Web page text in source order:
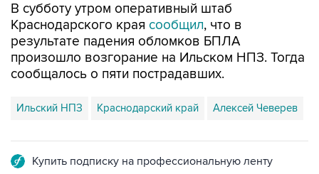
В субботу утром оперативный штаб
Краснодарского края сообщил, что в
результате падения обломков БПЛА
произошло возгорание на Ильском НПЗ. Тогда
сообщалось о пяти пострадавших.
Ильский НПЗ Краснодарский край Алексей Чеверев
Купить подписку на профессиональную ленту